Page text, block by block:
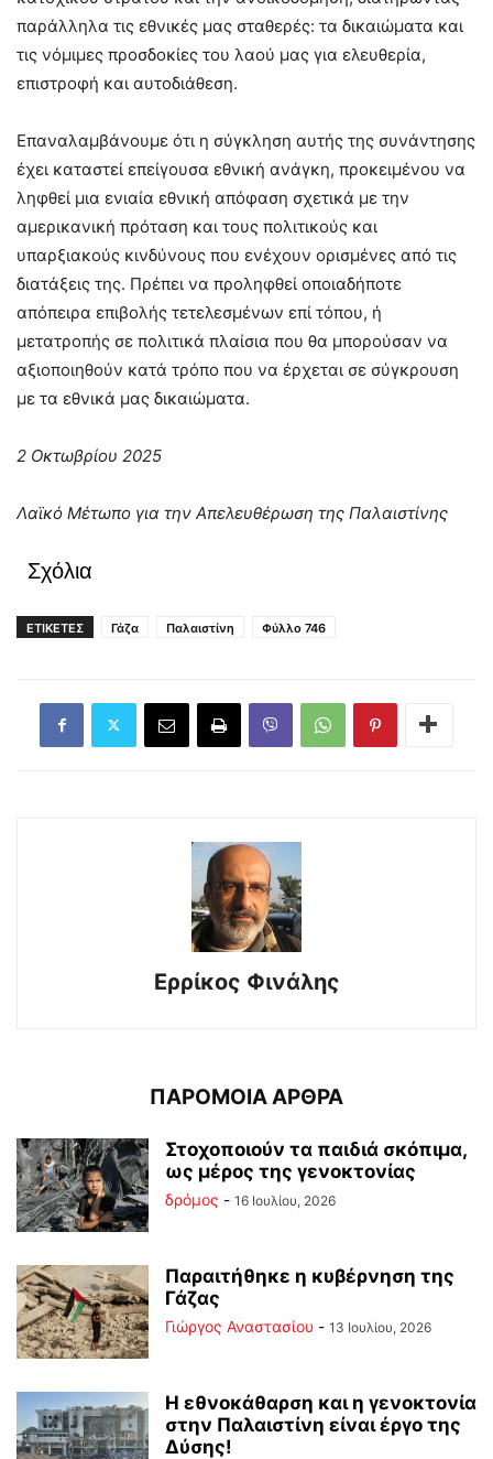
παράλληλα τις εθνικές μας σταθερές: τα δικαιώματα και
τις νόμιμες προσδοκίες του λαού μας για ελευθερία,
επιστροφή και αυτοδιάθεση.
Επαναλαμβάνουμε ότι η σύγκληση αυτής της συνάντησης
έχει καταστεί επείγουσα εθνική ανάγκη, προκειμένου να
ληφθεί μια ενιαία εθνική απόφαση σχετικά με την
αμερικανική πρόταση και τους πολιτικούς και
υπαρξιακούς κινδύνους που ενέχουν ορισμένες από τις
διατάξεις της. Πρέπει να προληφθεί οποιαδήποτε
απόπειρα επιβολής τετελεσμένων επί τόπου, ή
μετατροπής σε πολιτικά πλαίσια που θα μπορούσαν να
αξιοποιηθούν κατά τρόπο που να έρχεται σε σύγκρουση
με τα εθνικά μας δικαιώματα.
2 Οκτωβρίου 2025
Λαϊκό Μέτωπο για την Απελευθέρωση της Παλαιστίνης
Σχόλια
ΕΤΙΚΕΤΕΣ Γάζα Παλαιστίνη Φύλλο 746
Ερρίκος Φινάλης
ΠΑΡΟΜΟΙΑ ΑΡΘΡΑ
Στοχοποιούν τα παιδιά σκόπιμα,
ως μέρος της γενοκτονίας
δρόμος - 16 Ιουλίου, 2026
Παραιτήθηκε η κυβέρνηση της
Γάζας
Γιώργος Αναστασίου - 13 Ιουλίου, 2026
Η εθνοκάθαρση και η γενοκτονία
στην Παλαιστίνη είναι έργο της
Δύσης!